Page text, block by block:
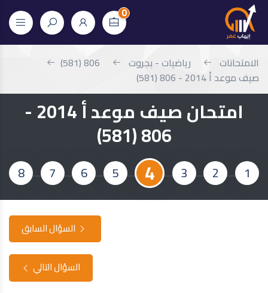
0
الامتحانات رياضيات - بجروت
806 (581)
صيف موعد أ 2014 - 806 (581)
امتحان صيف موعد أ 2014 -
806 (581)
1
2
3
4
5
6
7
8
السؤال السابق
السؤال التالي